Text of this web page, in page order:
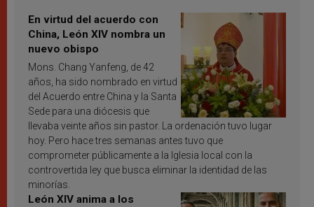
En virtud del acuerdo con
China, León XIV nombra un
nuevo obispo
Mons. Chang Yanfeng, de 42
años, ha sido nombrado en virtud
del Acuerdo entre China y la Santa
Sede para una diócesis que
llevaba veinte años sin pastor. La ordenación tuvo lugar
hoy. Pero hace tres semanas antes tuvo que
comprometer públicamente a la Iglesia local con la
controvertida ley que busca eliminar la identidad de las
minorías.
León XIV anima a los